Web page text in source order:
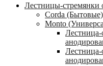
Лестницы-стремянки
Corda (Бытовые)
Monto
Лестница-
Лестница-